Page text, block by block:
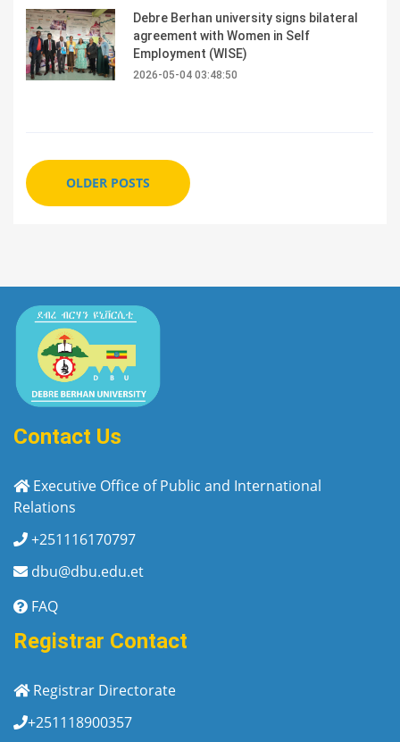
Debre Berhan university signs bilateral
agreement with Women in Self
Employment (WISE)
2026-05-04 03:48:50
OLDER POSTS
Contact Us
Executive Office of Public and International
Relations
+251116170797
dbu@dbu.edu.et
FAQ
Registrar Contact
Registrar Directorate
+251118900357